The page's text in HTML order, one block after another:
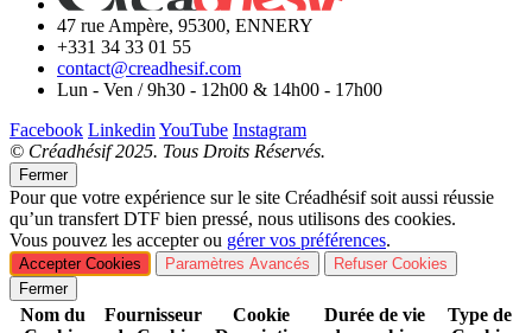
47 rue Ampère, 95300, ENNERY
+331 34 33 01 55
contact@creadhesif.com
Lun - Ven / 9h30 - 12h00 & 14h00 - 17h00
Facebook Linkedin YouTube Instagram
© Créadhésif 2025. Tous Droits Réservés.
Fermer
Pour que votre expérience sur le site Créadhésif soit aussi réussie
qu’un transfert DTF bien pressé, nous utilisons des cookies.
Vous pouvez les accepter ou gérer vos préférences.
Accepter Cookies Paramètres Avancés
Refuser Cookies
Fermer
Nom du
Fournisseur
Cookie
Durée de vie
Type de